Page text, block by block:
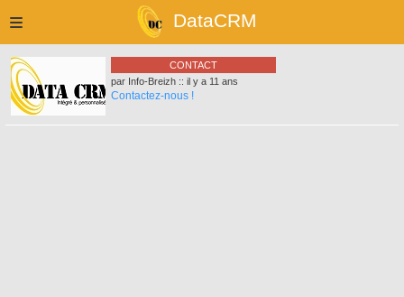
DataCRM
CONTACT
par Info-Breizh :: il y a 11 ans
Contactez-nous !